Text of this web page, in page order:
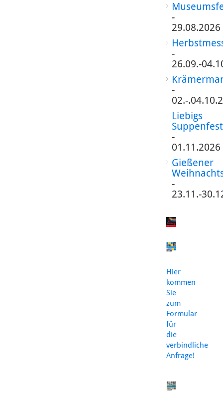
-
29.08.2026
-
26.09.-
-
02.-
Liebigs
Suppenfest
-
01.11.2026
Gießener
-
23.11.-
Hier
kommen
Sie
zum
Formular
für
die
verbindliche
Anfrage!